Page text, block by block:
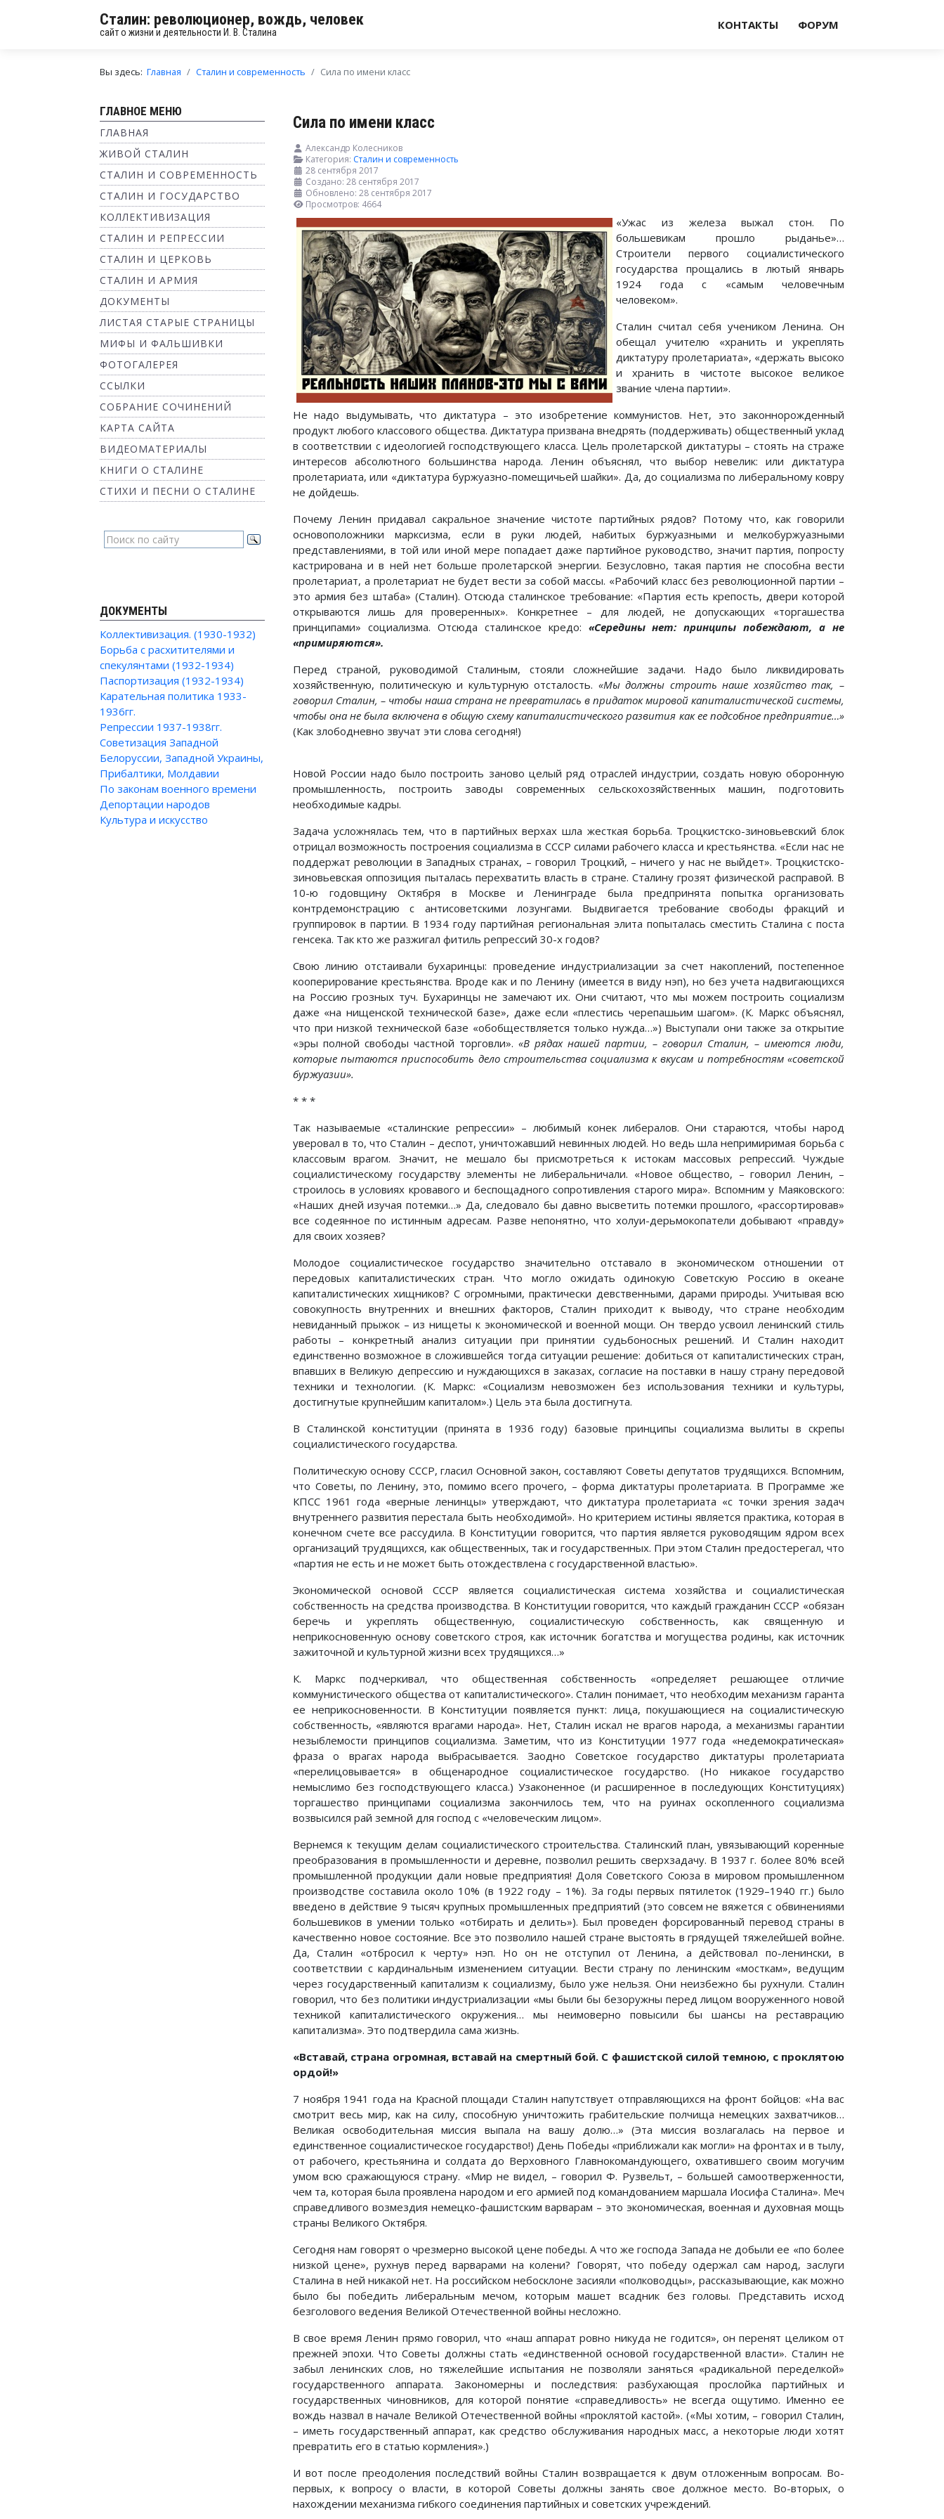
Сталин: революционер, вождь, человек
сайт о жизни и деятельности И. В. Сталина
КОНТАКТЫ ФОРУМ
Вы здесь: Главная Сталин и современность Сила по имени класс
ГЛАВНОЕ МЕНЮ
ГЛАВНАЯ
ЖИВОЙ СТАЛИН
СТАЛИН И СОВРЕМЕННОСТЬ
СТАЛИН И ГОСУДАРСТВО
КОЛЛЕКТИВИЗАЦИЯ
СТАЛИН И РЕПРЕССИИ
СТАЛИН И ЦЕРКОВЬ
СТАЛИН И АРМИЯ
ДОКУМЕНТЫ
ЛИСТАЯ СТАРЫЕ СТРАНИЦЫ
МИФЫ И ФАЛЬШИВКИ
ФОТОГАЛЕРЕЯ
ССЫЛКИ
СОБРАНИЕ СОЧИНЕНИЙ
КАРТА САЙТА
ВИДЕОМАТЕРИАЛЫ
КНИГИ О СТАЛИНЕ
СТИХИ И ПЕСНИ О СТАЛИНЕ
ДОКУМЕНТЫ
Коллективизация. (1930-1932)
Борьба с расхитителями и
спекулянтами (1932-1934)
Паспортизация (1932-1934)
Карательная политика 1933-
1936гг.
Репрессии 1937-1938гг.
Советизация Западной
Белоруссии, Западной Украины,
Прибалтики, Молдавии
По законам военного времени
Депортации народов
Культура и искусство
Сила по имени класс
Александр Колесников
Категория: Сталин и современность
28 сентября 2017
Создано: 28 сентября 2017
Обновлено: 28 сентября 2017
Просмотров: 4664
«Ужас из железа выжал стон. По
большевикам прошло рыданье»…
Строители первого социалистического
государства прощались в лютый январь
1924 года с «самым человечным
человеком».
Сталин считал себя учеником Ленина. Он
обещал учителю «хранить и укреплять
диктатуру пролетариата», «держать высоко
и хранить в чистоте высокое великое
звание члена партии».
Не надо выдумывать, что диктатура – это изобретение коммунистов. Нет, это законнорожденный
продукт любого классового общества. Диктатура призвана внедрять (поддерживать) общественный уклад
в соответствии с идеологией господствующего класса. Цель пролетарской диктатуры – стоять на страже
интересов абсолютного большинства народа. Ленин объяснял, что выбор невелик: или диктатура
пролетариата, или «диктатура буржуазно-помещичьей шайки». Да, до социализма по либеральному ковру
не дойдешь.
Почему Ленин придавал сакральное значение чистоте партийных рядов? Потому что, как говорили
основоположники марксизма, если в руки людей, набитых буржуазными и мелкобуржуазными
представлениями, в той или иной мере попадает даже партийное руководство, значит партия, попросту
кастрирована и в ней нет больше пролетарской энергии. Безусловно, такая партия не способна вести
пролетариат, а пролетариат не будет вести за собой массы. «Рабочий класс без революционной партии –
это армия без штаба» (Сталин). Отсюда сталинское требование: «Партия есть крепость, двери которой
открываются лишь для проверенных». Конкретнее – для людей, не допускающих «торгашества
принципами» социализма. Отсюда сталинское кредо: «Середины нет: принципы побеждают, а не
«примиряются».
Перед страной, руководимой Сталиным, стояли сложнейшие задачи. Надо было ликвидировать
хозяйственную, политическую и культурную отсталость. «Мы должны строить наше хозяйство так, –
говорил Сталин, – чтобы наша страна не превратилась в придаток мировой капиталистической системы,
чтобы она не была включена в общую схему капиталистического развития как ее подсобное предприятие…»
(Как злободневно звучат эти слова сегодня!)
Новой России надо было построить заново целый ряд отраслей индустрии, создать новую оборонную
промышленность, построить заводы современных сельскохозяйственных машин, подготовить
необходимые кадры.
Задача усложнялась тем, что в партийных верхах шла жесткая борьба. Троцкистско-зиновьевский блок
отрицал возможность построения социализма в СССР силами рабочего класса и крестьянства. «Если нас не
поддержат революции в Западных странах, – говорил Троцкий, – ничего у нас не выйдет». Троцкистско-
зиновьевская оппозиция пыталась перехватить власть в стране. Сталину грозят физической расправой. В
10-ю годовщину Октября в Москве и Ленинграде была предпринята попытка организовать
контрдемонстрацию с антисоветскими лозунгами. Выдвигается требование свободы фракций и
группировок в партии. В 1934 году партийная региональная элита попыталась сместить Сталина с поста
генсека. Так кто же разжигал фитиль репрессий 30-х годов?
Свою линию отстаивали бухаринцы: проведение индустриализации за счет накоплений, постепенное
кооперирование крестьянства. Вроде как и по Ленину (имеется в виду нэп), но без учета надвигающихся
на Россию грозных туч. Бухаринцы не замечают их. Они считают, что мы можем построить социализм
даже «на нищенской технической базе», даже если «плестись черепашьим шагом». (К. Маркс объяснял,
что при низкой технической базе «обобществляется только нужда…») Выступали они также за открытие
«эры полной свободы частной торговли». «В рядах нашей партии, – говорил Сталин, – имеются люди,
которые пытаются приспособить дело строительства социализма к вкусам и потребностям «советской
буржуазии».
* * *
Так называемые «сталинские репрессии» – любимый конек либералов. Они стараются, чтобы народ
уверовал в то, что Сталин – деспот, уничтожавший невинных людей. Но ведь шла непримиримая борьба с
классовым врагом. Значит, не мешало бы присмотреться к истокам массовых репрессий. Чуждые
социалистическому государству элементы не либеральничали. «Новое общество, – говорил Ленин, –
строилось в условиях кровавого и беспощадного сопротивления старого мира». Вспомним у Маяковского:
«Наших дней изучая потемки…» Да, следовало бы давно высветить потемки прошлого, «рассортировав»
все содеянное по истинным адресам. Разве непонятно, что холуи-дерьмокопатели добывают «правду»
для своих хозяев?
Молодое социалистическое государство значительно отставало в экономическом отношении от
передовых капиталистических стран. Что могло ожидать одинокую Советскую Россию в океане
капиталистических хищников? С огромными, практически девственными, дарами природы. Учитывая всю
совокупность внутренних и внешних факторов, Сталин приходит к выводу, что стране необходим
невиданный прыжок – из нищеты к экономической и военной мощи. Он твердо усвоил ленинский стиль
работы – конкретный анализ ситуации при принятии судьбоносных решений. И Сталин находит
единственно возможное в сложившейся тогда ситуации решение: добиться от капиталистических стран,
впавших в Великую депрессию и нуждающихся в заказах, согласие на поставки в нашу страну передовой
техники и технологии. (К. Маркс: «Социализм невозможен без использования техники и культуры,
достигнутые крупнейшим капиталом».) Цель эта была достигнута.
В Сталинской конституции (принята в 1936 году) базовые принципы социализма вылиты в скрепы
социалистического государства.
Политическую основу СССР, гласил Основной закон, составляют Советы депутатов трудящихся. Вспомним,
что Советы, по Ленину, это, помимо всего прочего, – форма диктатуры пролетариата. В Программе же
КПСС 1961 года «верные ленинцы» утверждают, что диктатура пролетариата «с точки зрения задач
внутреннего развития перестала быть необходимой». Но критерием истины является практика, которая в
конечном счете все рассудила. В Конституции говорится, что партия является руководящим ядром всех
организаций трудящихся, как общественных, так и государственных. При этом Сталин предостерегал, что
«партия не есть и не может быть отождествлена с государственной властью».
Экономической основой СССР является социалистическая система хозяйства и социалистическая
собственность на средства производства. В Конституции говорится, что каждый гражданин СССР «обязан
беречь и укреплять общественную, социалистическую собственность, как священную и
неприкосновенную основу советского строя, как источник богатства и могущества родины, как источник
зажиточной и культурной жизни всех трудящихся…»
К. Маркс подчеркивал, что общественная собственность «определяет решающее отличие
коммунистического общества от капиталистического». Сталин понимает, что необходим механизм гаранта
ее неприкосновенности. В Конституции появляется пункт: лица, покушающиеся на социалистическую
собственность, «являются врагами народа». Нет, Сталин искал не врагов народа, а механизмы гарантии
незыблемости принципов социализма. Заметим, что из Конституции 1977 года «недемократическая»
фраза о врагах народа выбрасывается. Заодно Советское государство диктатуры пролетариата
«перелицовывается» в общенародное социалистическое государство. (Но никакое государство
немыслимо без господствующего класса.) Узаконенное (и расширенное в последующих Конституциях)
торгашество принципами социализма закончилось тем, что на руинах оскопленного социализма
возвысился рай земной для господ с «человеческим лицом».
Вернемся к текущим делам социалистического строительства. Сталинский план, увязывающий коренные
преобразования в промышленности и деревне, позволил решить сверхзадачу. В 1937 г. более 80% всей
промышленной продукции дали новые предприятия! Доля Советского Союза в мировом промышленном
производстве составила около 10% (в 1922 году – 1%). За годы первых пятилеток (1929–1940 гг.) было
введено в действие 9 тысяч крупных промышленных предприятий (это совсем не вяжется с обвинениями
большевиков в умении только «отбирать и делить»). Был проведен форсированный перевод страны в
качественно новое состояние. Все это позволило нашей стране выстоять в грядущей тяжелейшей войне.
Да, Сталин «отбросил к черту» нэп. Но он не отступил от Ленина, а действовал по-ленински, в
соответствии с кардинальным изменением ситуации. Вести страну по ленинским «мосткам», ведущим
через государственный капитализм к социализму, было уже нельзя. Они неизбежно бы рухнули. Сталин
говорил, что без политики индустриализации «мы были бы безоружны перед лицом вооруженного новой
техникой капиталистического окружения… мы неимоверно повысили бы шансы на реставрацию
капитализма». Это подтвердила сама жизнь.
«Вставай, страна огромная, вставай на смертный бой. С фашистской силой темною, с проклятою
ордой!»
7 ноября 1941 года на Красной площади Сталин напутствует отправляющихся на фронт бойцов: «На вас
смотрит весь мир, как на силу, способную уничтожить грабительские полчища немецких захватчиков…
Великая освободительная миссия выпала на вашу долю…» (Эта миссия возлагалась на первое и
единственное социалистическое государство!) День Победы «приближали как могли» на фронтах и в тылу,
от рабочего, крестьянина и солдата до Верховного Главнокомандующего, охватившего своим могучим
умом всю сражающуюся страну. «Мир не видел, – говорил Ф. Рузвельт, – большей самоотверженности,
чем та, которая была проявлена народом и его армией под командованием маршала Иосифа Сталина». Меч
справедливого возмездия немецко-фашистским варварам – это экономическая, военная и духовная мощь
страны Великого Октября.
Сегодня нам говорят о чрезмерно высокой цене победы. А что же господа Запада не добыли ее «по более
низкой цене», рухнув перед варварами на колени? Говорят, что победу одержал сам народ, заслуги
Сталина в ней никакой нет. На российском небосклоне засияли «полководцы», рассказывающие, как можно
было бы победить либеральным мечом, которым машет всадник без головы. Представить исход
безголового ведения Великой Отечественной войны несложно.
В свое время Ленин прямо говорил, что «наш аппарат ровно никуда не годится», он перенят целиком от
прежней эпохи. Что Советы должны стать «единственной основой государственной власти». Сталин не
забыл ленинских слов, но тяжелейшие испытания не позволяли заняться «радикальной переделкой»
государственного аппарата. Закономерны и последствия: разбухающая прослойка партийных и
государственных чиновников, для которой понятие «справедливость» не всегда ощутимо. Именно ее
вождь назвал в начале Великой Отечественной войны «проклятой кастой». («Мы хотим, – говорил Сталин,
– иметь государственный аппарат, как средство обслуживания народных масс, а некоторые люди хотят
превратить его в статью кормления».)
И вот после преодоления последствий войны Сталин возвращается к двум отложенным вопросам. Во-
первых, к вопросу о власти, в которой Советы должны занять свое должное место. Во-вторых, о
нахождении механизма гибкого соединения партийных и советских учреждений.